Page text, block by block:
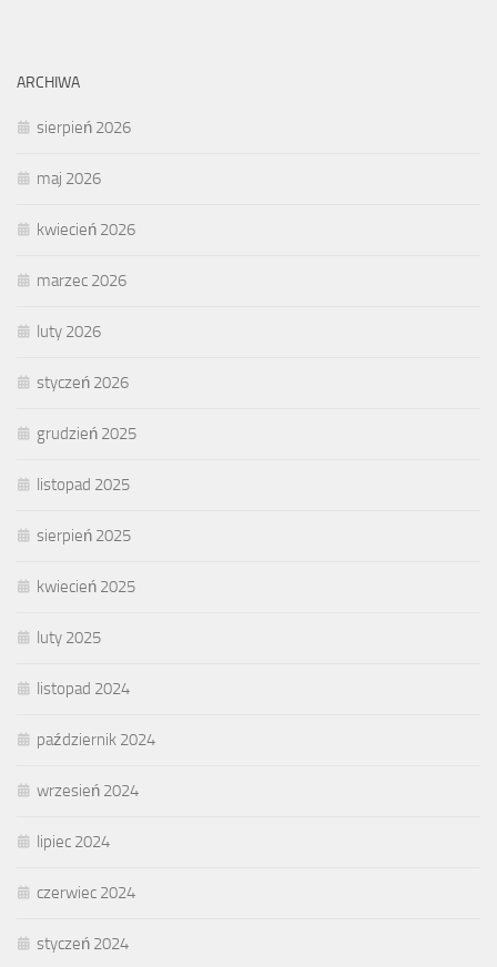
ARCHIWA
sierpień 2026
maj 2026
kwiecień 2026
marzec 2026
luty 2026
styczeń 2026
grudzień 2025
listopad 2025
sierpień 2025
kwiecień 2025
luty 2025
listopad 2024
październik 2024
wrzesień 2024
lipiec 2024
czerwiec 2024
styczeń 2024